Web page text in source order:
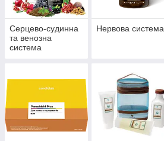
Серцево-судинна
та венозна
система
Нервова система.